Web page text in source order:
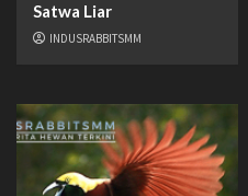
Satwa Liar
INDUSRABBITSMM